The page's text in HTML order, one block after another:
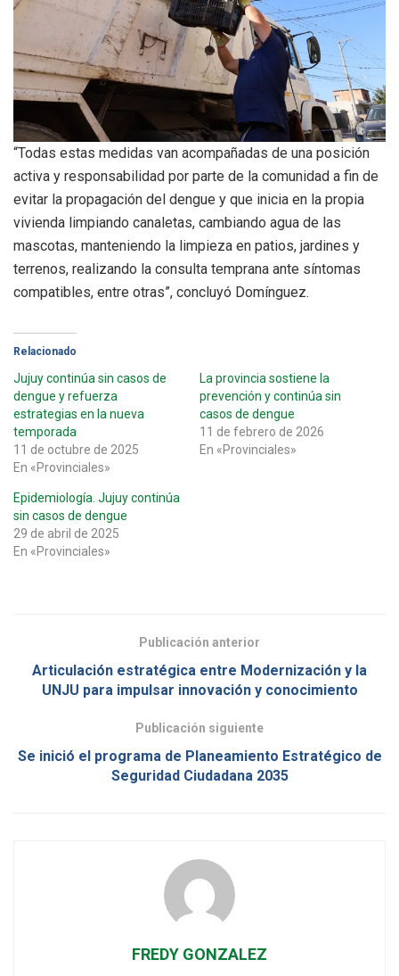
“Todas estas medidas van acompañadas de una posición
activa y responsabilidad por parte de la comunidad a fin de
evitar la propagación del dengue y que inicia en la propia
vivienda limpiando canaletas, cambiando agua de las
mascotas, manteniendo la limpieza en patios, jardines y
terrenos, realizando la consulta temprana ante síntomas
compatibles, entre otras”, concluyó Domínguez.
Relacionado
Jujuy continúa sin casos de
dengue y refuerza
estrategias en la nueva
temporada
11 de octubre de 2025
En «Provinciales»
La provincia sostiene la
prevención y continúa sin
casos de dengue
11 de febrero de 2026
En «Provinciales»
Epidemiología. Jujuy continúa
sin casos de dengue
29 de abril de 2025
En «Provinciales»
Publicación anterior
Articulación estratégica entre Modernización y la
UNJU para impulsar innovación y conocimiento
Publicación siguiente
Se inició el programa de Planeamiento Estratégico de
Seguridad Ciudadana 2035
FREDY GONZALEZ